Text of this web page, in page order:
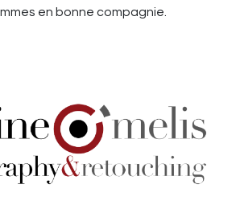
en bonne compagnie.